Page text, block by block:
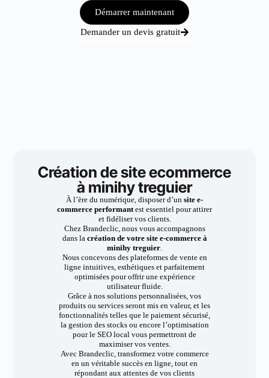
Démarrer maintenant
Demander un devis gratuit
Création de site ecommerce
à minihy treguier
À l’ère du numérique, disposer d’un site e-
commerce performantest essentiel pour attirer
et fidéliser vos clients.
Chez Brandeclic, nous vous accompagnons
dans la création de votre site e-commerce à
minihy treguier.
Nous concevons des plateformes de vente en
ligne intuitives, esthétiques et parfaitement
optimisées pour offrir une expérience
utilisateur fluide.
Grâce à nos solutions personnalisées, vos
produits ou services seront mis en valeur, et les
fonctionnalités telles que le paiement sécurisé,
la gestion des stocks ou encore l’optimisation
pour le SEO local vous permettront de
maximiser vos ventes.
Avec Brandeclic, transformez votre commerce
en un véritable succès en ligne, tout en
répondant aux attentes de vos clients